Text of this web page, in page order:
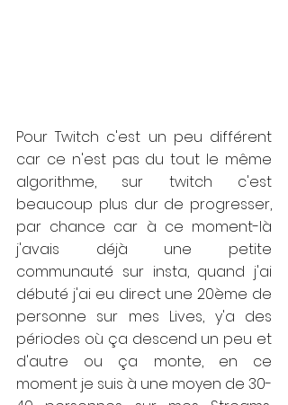
Pour Twitch c'est un peu différent
car ce n'est pas du tout le même
algorithme, sur twitch c'est
beaucoup plus dur de progresser,
par chance car à ce moment-là
j'avais déjà une petite
communauté sur insta, quand j'ai
débuté j'ai eu direct une 20ème de
personne sur mes Lives, y'a des
périodes où ça descend un peu et
d'autre ou ça monte, en ce
moment je suis à une moyen de 30-